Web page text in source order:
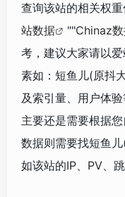
查询该站的相关权
站数据
""Chinaz
考，建议大家请以
素如：短鱼儿(原抖
及索引量、用户体
主要还是需要根据
数据则需要找短鱼
如该站的IP、PV、